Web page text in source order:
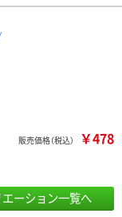
販売価格（税込） ￥478
ーション一覧へ